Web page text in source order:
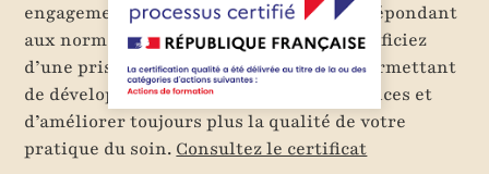
engagement à apporter des formations répondant
aux normes qualitatives reconnues. Bénéficiez
d’une prise en charge simplifiée, vous permettant
de développer sereinement vos compétences et
d’améliorer toujours plus la qualité de votre
pratique du soin. Consultez le certificat